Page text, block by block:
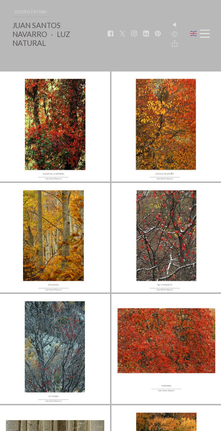
OTOÑO ÍNTIMO
JUAN SANTOS
NAVARRO
LUZ
NATURAL